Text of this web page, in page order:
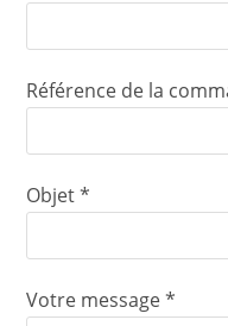
Référence de la
Objet *
Votre message *